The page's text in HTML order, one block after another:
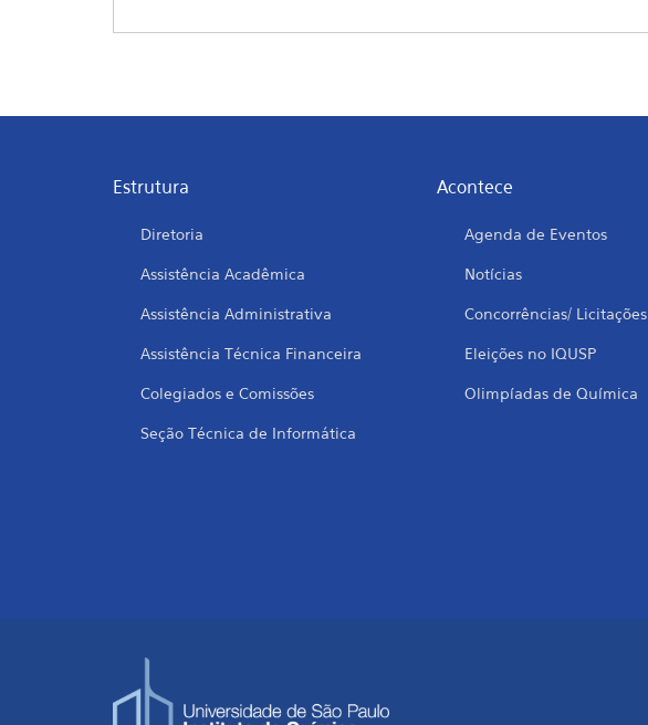
Estrutura
Diretoria
Assistência Acadêmica
Assistência Administrativa
Assistência Técnica Financeira
Colegiados e Comissões
Seção Técnica de Informática
Acontece
Agenda de Eventos
Notícias
Concorrências/ Licitações
Eleições no IQUSP
Olimpíadas de Química